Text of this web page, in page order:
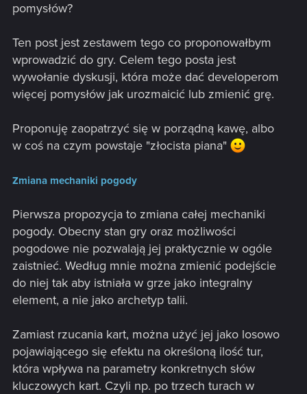
pomysłów?
Ten post jest zestawem tego co proponowałbym
wprowadzić do gry. Celem tego posta jest
wywołanie dyskusji, która może dać developerom
więcej pomysłów jak urozmaicić lub zmienić grę.
Proponuję zaopatrzyć się w porządną kawę, albo
w coś na czym powstaje "złocista piana"
Zmiana mechaniki pogody
Pierwsza propozycja to zmiana całej mechaniki
pogody. Obecny stan gry oraz możliwości
pogodowe nie pozwalają jej praktycznie w ogóle
zaistnieć. Według mnie można zmienić podejście
do niej tak aby istniała w grze jako integralny
element, a nie jako archetyp talii.
Zamiast rzucania kart, można użyć jej jako losowo
pojawiającego się efektu na określoną ilość tur,
która wpływa na parametry konkretnych słów
kluczowych kart. Czyli np. po trzech turach w